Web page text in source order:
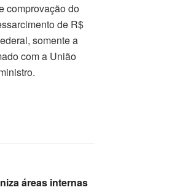
comprovação do
de R$
somente a
com a União
áreas internas